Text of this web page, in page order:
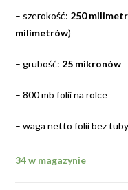
– szerokość: 250
milimetrów)
– grubość: 25 mikronów
– 800 mb folii na rolce
– waga netto folii bez
34 w magazynie